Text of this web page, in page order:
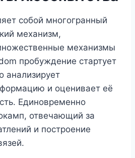
собой многогранный
механизм,
механизмы
пробуждение стартует
анализирует
и оценивает её
Единовременно
отвечающий за
и построение